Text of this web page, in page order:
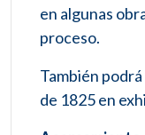
en algunas
proceso.
También
de 1825 en